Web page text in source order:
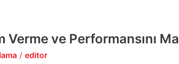
Verme ve Performansını
/ editor